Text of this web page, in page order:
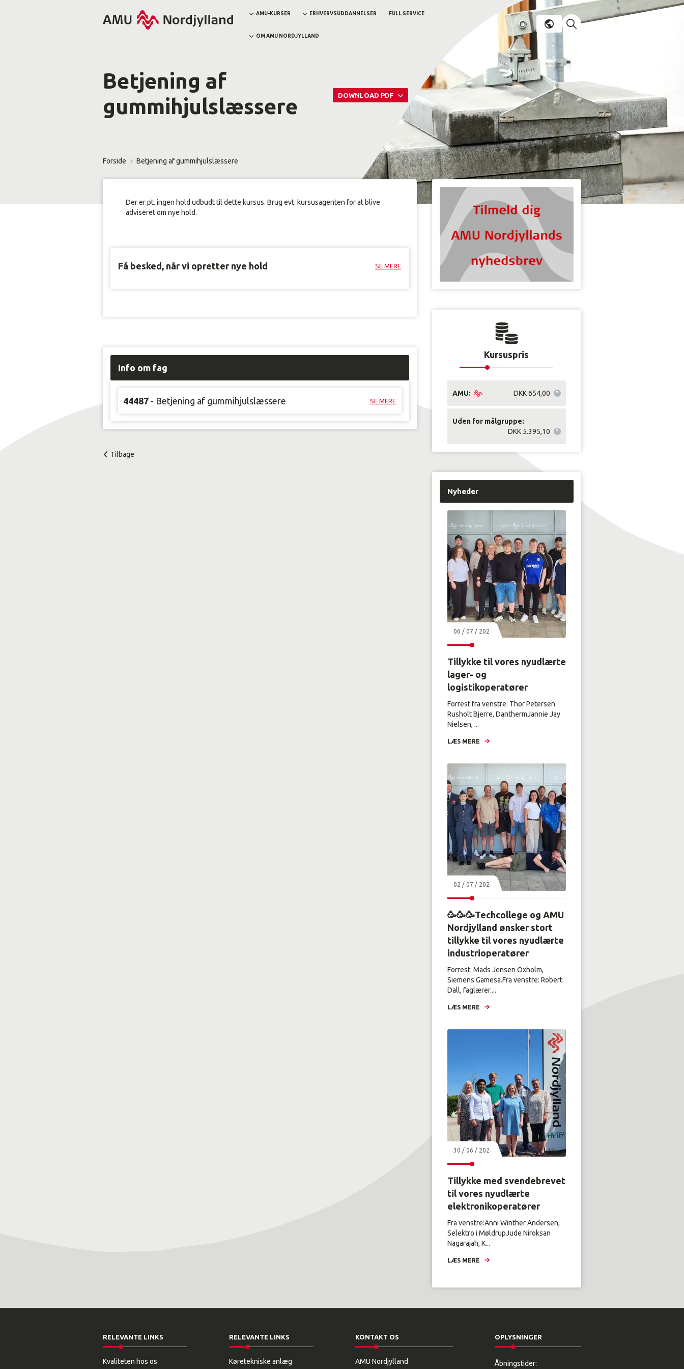
AMU-KURSER ERHVERVSUDDANNELSER FULL SERVICE
OM AMU NORDJYLLAND
Betjening af
gummihjulslæssere
DOWNLOAD PDF
Forside Betjening af gummihjulslæssere
Der er pt. ingen hold udbudt til dette kursus. Brug evt. kursusagenten for at blive
adviseret om nye hold.
Få besked, når vi opretter nye hold SE MERE
Info om fag
44487 - Betjening af gummihjulslæssere SE MERE
Tilbage
Kursuspris
AMU: DKK 654,00
Uden for målgruppe:
DKK 5.395,10
Nyheder
06 / 07 / 2026
Tillykke til vores nyudlærte
lager- og
logistikoperatører
Forrest fra venstre: Thor Petersen
Rusholt Bjerre, DanthermJannie Jay
Nielsen, ...
LÆS MERE
02 / 07 / 2026
🥳🥳🥳Techcollege og AMU
Nordjylland ønsker stort
tillykke til vores nyudlærte
industrioperatører
Forrest: Mads Jensen Oxholm,
Siemens Gamesa.Fra venstre: Robert
Dall, faglærer....
LÆS MERE
30 / 06 / 2026
Tillykke med svendebrevet
til vores nyudlærte
elektronikoperatører
Fra venstre:Anni Winther Andersen,
Selektro i MøldrupJude Niroksan
Nagarajah, K...
LÆS MERE
RELEVANTE LINKS
Kvaliteten hos os
RELEVANTE LINKS
Køretekniske anlæg
KONTAKT OS
AMU Nordjylland
OPLYSNINGER
Åbningstider: